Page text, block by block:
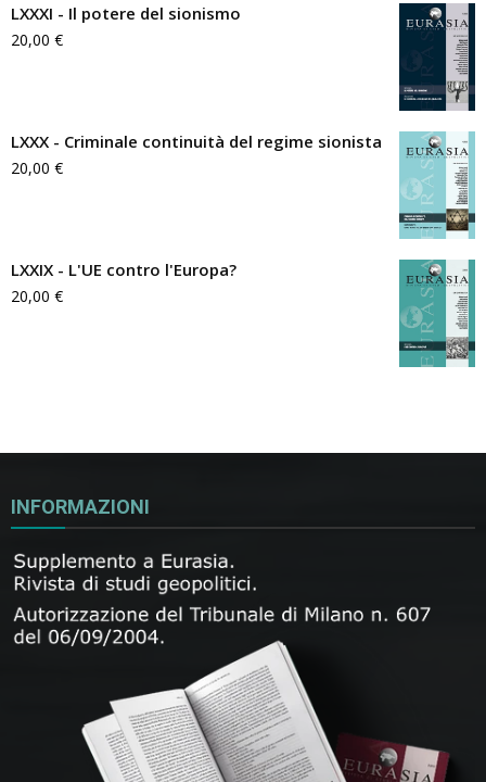
LXXXI - Il potere del sionismo
20,00 €
LXXX - Criminale continuità del regime sionista
20,00 €
LXXIX - L'UE contro l'Europa?
20,00 €
INFORMAZIONI